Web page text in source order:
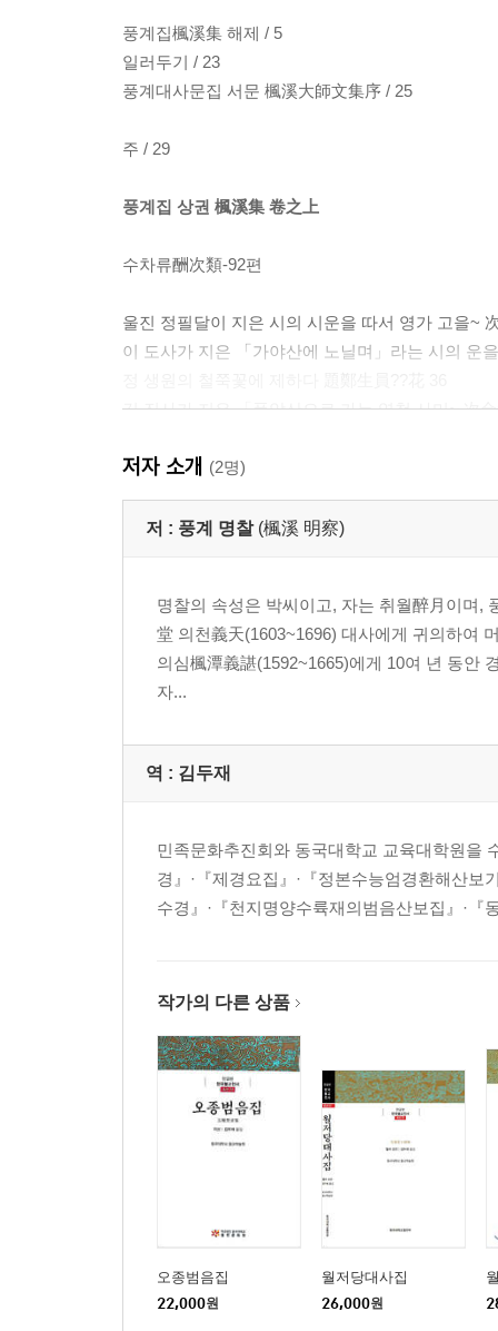
풍계집楓溪集 해제 / 5
일러두기 / 23
풍계대사문집 서문 楓溪大師文集序 / 25
주 / 29
풍계집 상권 楓溪集 卷之上
수차류酬次類-92편
울진 정필달이 지은 시의 시운을 따서 영가 고을~
이 도사가 지은 「가야산에 노닐며」라는 시의 운
김 진사가 지은 「풍악산으로 가는 영철 사미~ 次
매촌 설 생원이 지은 「수뢰암」이라는 시의 운을
「함벽루」라는 시의 운을 따서 次涵碧樓韻 40
이 별좌가 지은 시의 운을 따서 次李別座韻 41
화산 신 사군이 지은 「꿈에 소백산 선동에~ 次花
최 진사가 지은 시의 운을 따서 次崔進士韻 45
부안 정 군수가 지은 시의 운을 따서 次鄭扶安韻 46
합천 홍 군수가 지은 「함벽루」라는 시의 운을 따
원접사 신 참판이 지은 「관서에 가다」라는~ 次
수암 스님이 지은 시의 운을 따서 次遂庵韻 52
정 처사가 지은 시의 운을 따서 次鄭處士韻 53
강양 태수가 지은 시의 운을 따서 次江陽太守 54
이 순상이 지은 시의 운을 따서 次李巡相韻 58
이 지평이 지은 「가야산에 노닐며」라는 시의 운
덕산 거사가 지은 시의 운을 따서 次德山居士 60
남 진사 장두시의 운을 따서 次南進士藏頭詩 61
정 진사가 지은 시의 운을 따서 次鄭進士 62
성산 태수가 지은 시의 운을 따서 次星山太守 63
강양 태수가 지은 시의 운을 따서 次江陽太守 64
삼가 개성 유수 신 상공이 지은 「박연폭포」~ 謹
「백제회고」라는 시의 운을 따서 次百濟懷古 66
「독송재」라는 시의 운을 따서 次獨松齋 67
이 진사가 지은 시의 운을 따서 次李進士 68
저자 소개 (2명)
저 : 풍계 명찰 (楓溪 明察)
명찰의 속성은 박씨이고, 자는 취월醉月이며,
堂 의천義天(1603~1696) 대사에게 귀의하여
의심楓潭義諶(1592~1665)에게 10여 년 동안
자...
역 : 김두재
민족문화추진회와 동국대학교 교육대학원을
경』·『제경요집』·『정본수능엄경환해산보
수경』·『천지명양수륙재의범음산보집』·『
작가의 다른 상품
오종범음집
22,000원
월저당대사집
26,000원